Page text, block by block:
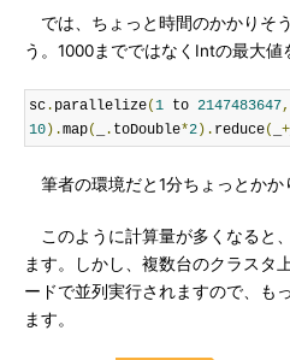
では、ちょっと時間のかかりそ
う。1000までではなくIntの最大値
sc. parallelize(1 to 2147483647,
10 ).map( . toDouble*2 ). reduce( +
筆者の環境だと1分ちょっとかか
このように計算量が多くなると
ます。しかし、複数台のクラスタ
ードで並列実行されますので、も
ます。